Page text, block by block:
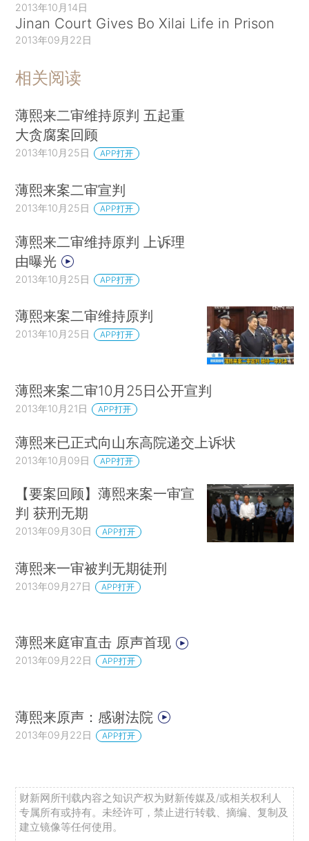
2013年10月14日
Jinan Court Gives Bo Xilai Life in Prison
2013年09月22日
相关阅读
薄熙来二审维持原判 五起重
大贪腐案回顾
2013年10月25日 APP打开
薄熙来案二审宣判
2013年10月25日 APP打开
薄熙来二审维持原判 上诉理
由曝光
2013年10月25日 APP打开
薄熙来案二审维持原判
2013年10月25日 APP打开
薄熙来案二审10月25日公开宣判
2013年10月21日 APP打开
薄熙来已正式向山东高院递交上诉状
2013年10月09日 APP打开
【要案回顾】薄熙来案一审宣
判 获刑无期
2013年09月30日 APP打开
薄熙来一审被判无期徒刑
2013年09月27日 APP打开
薄熙来庭审直击 原声首现
2013年09月22日 APP打开
薄熙来原声：感谢法院
2013年09月22日 APP打开
财新网所刊载内容之知识产权为财新传媒及/或相关权利人
专属所有或持有。未经许可，禁止进行转载、摘编、复制及
建立镜像等任何使用。